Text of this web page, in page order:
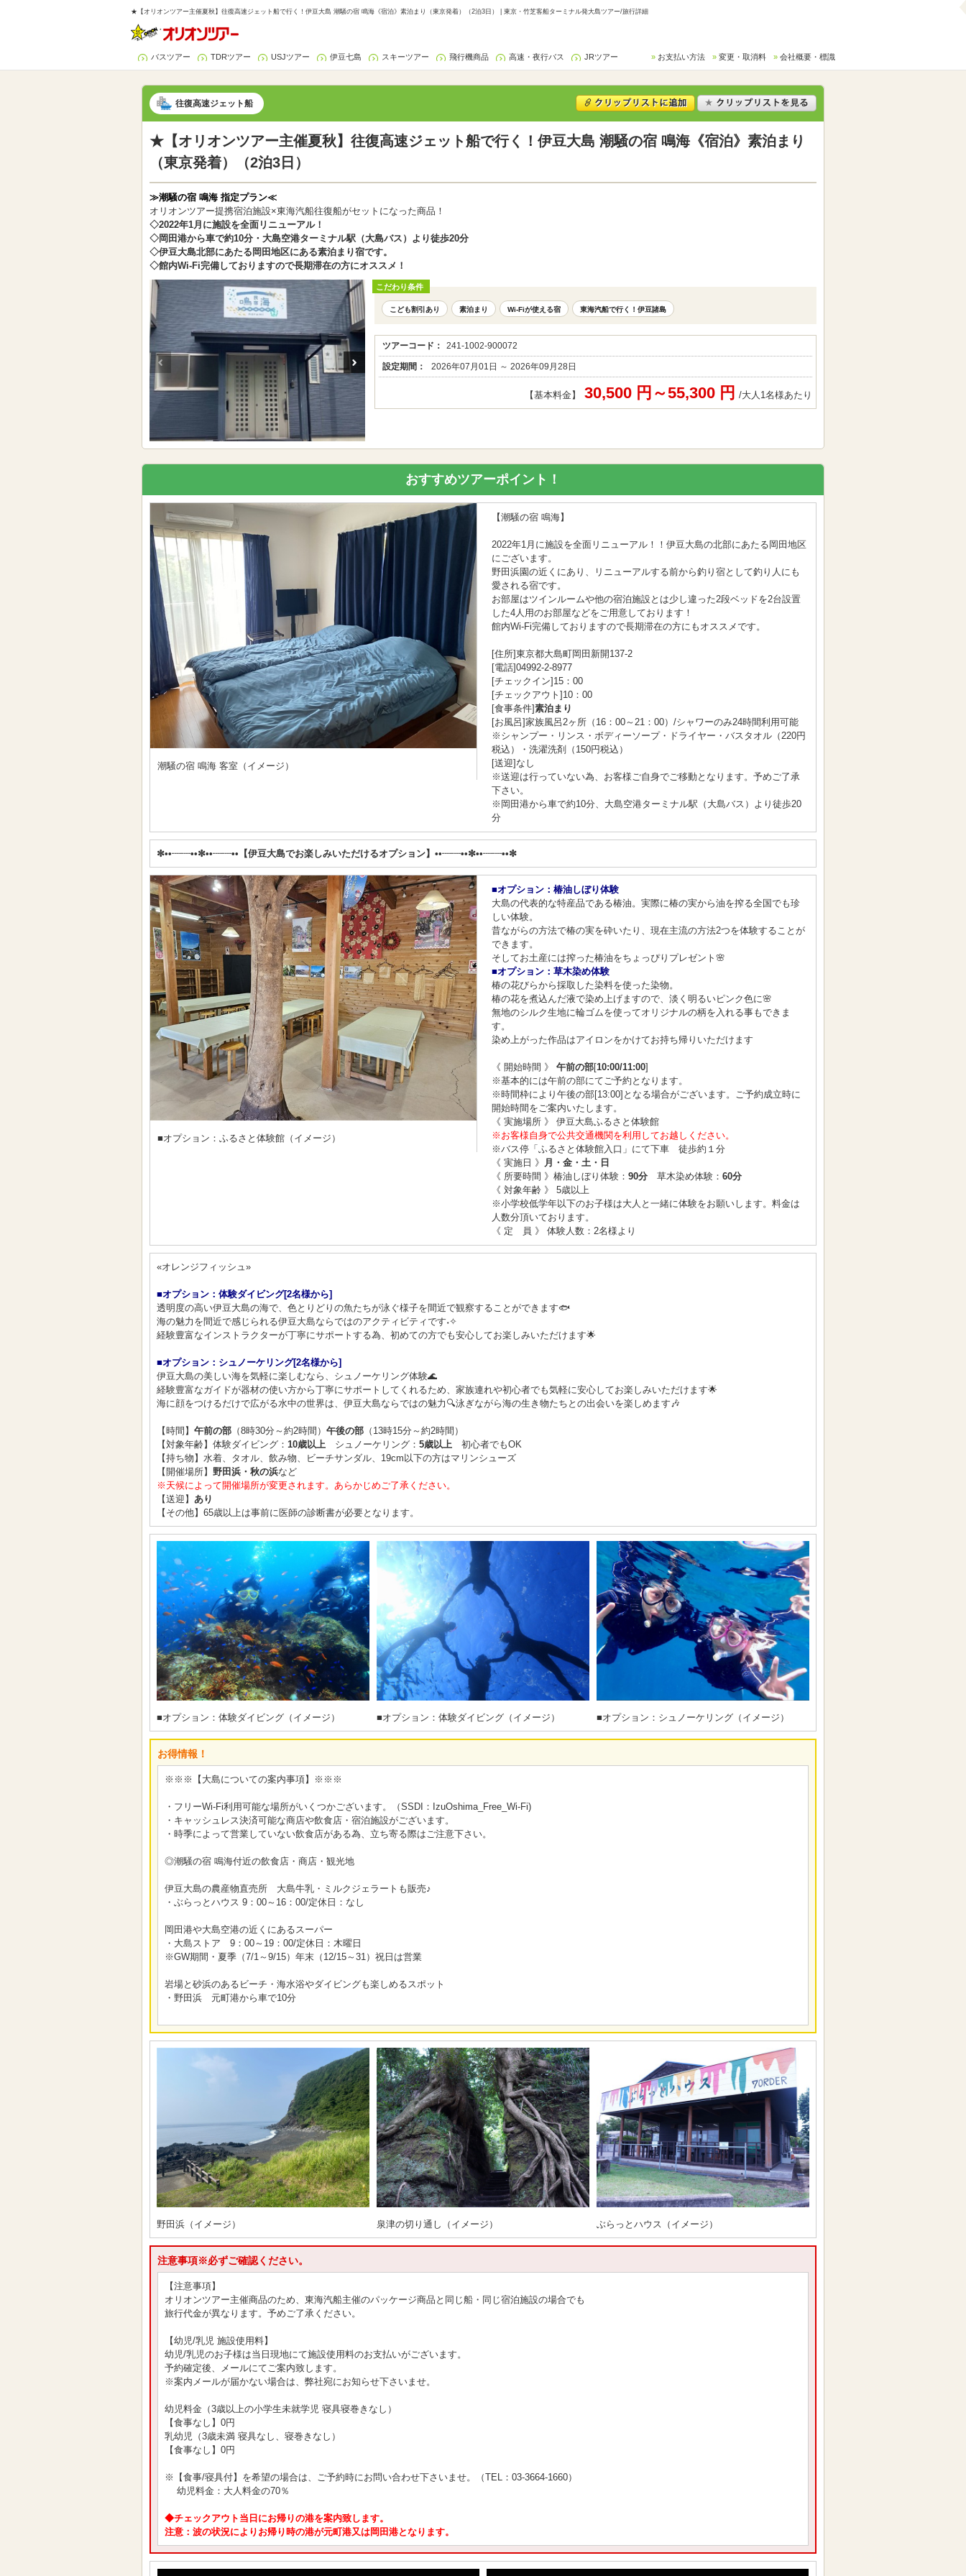
★【オリオンツアー主催夏秋】往復高速ジェット船で行く！伊豆大島 潮騒の宿 鳴海《宿泊》素泊まり（東京発着）（2泊3日） | 東京・竹芝客船ターミナル発大島ツアー/旅行詳細
バスツアー TDRツアー USJツアー 伊豆七島 スキーツアー 飛行機商品 高速・夜行バス JRツアー お支払い方法 変更・取消料 会社概要・標識
往復高速ジェット船
★【オリオンツアー主催夏秋】往復高速ジェット船で行く！伊豆大島 潮騒の宿 鳴海《宿泊》素泊まり
（東京発着）（2泊3日）
≫潮騒の宿 鳴海 指定プラン≪
オリオンツアー提携宿泊施設×東海汽船往復船がセットになった商品！
◇2022年1月に施設を全面リニューアル！
◇岡田港から車で約10分・大島空港ターミナル駅（大島バス）より徒歩20分
◇伊豆大島北部にあたる岡田地区にある素泊まり宿です。
◇館内Wi-Fi完備しておりますので長期滞在の方にオススメ！
こだわり条件
こども割引あり 素泊まり Wi-Fiが使える宿 東海汽船で行く！伊豆諸島
ツアーコード： 241-1002-900072
設定期間： 2026年07月01日 ～ 2026年09月28日
【基本料金】 30,500 円～55,300 円 /大人1名様あたり
おすすめツアーポイント！
潮騒の宿 鳴海 客室（イメージ）
【潮騒の宿 鳴海】
2022年1月に施設を全面リニューアル！！伊豆大島の北部にあたる岡田地区
にございます。
野田浜園の近くにあり、リニューアルする前から釣り宿として釣り人にも
愛される宿です。
お部屋はツインルームや他の宿泊施設とは少し違った2段ベッドを2台設置
した4人用のお部屋などをご用意しております！
館内Wi-Fi完備しておりますので長期滞在の方にもオススメです。
[住所]東京都大島町岡田新開137-2
[電話]04992-2-8977
[チェックイン]15：00
[チェックアウト]10：00
[食事条件]素泊まり
[お風呂]家族風呂2ヶ所（16：00～21：00）/シャワーのみ24時間利用可能
※シャンプー・リンス・ボディーソープ・ドライヤー・バスタオル（220円
税込）・洗濯洗剤（150円税込）
[送迎]なし
※送迎は行っていない為、お客様ご自身でご移動となります。予めご了承
下さい。
※岡田港から車で約10分、大島空港ターミナル駅（大島バス）より徒歩20
分
✼••┈┈••✼••┈┈••【伊豆大島でお楽しみいただけるオプション】••┈┈••✼••┈┈••✼
■オプション：ふるさと体験館（イメージ）
■オプション：椿油しぼり体験
大島の代表的な特産品である椿油。実際に椿の実から油を搾る全国でも珍
しい体験。
昔ながらの方法で椿の実を砕いたり、現在主流の方法2つを体験することが
できます。
そしてお土産には搾った椿油をちょっぴりプレゼント🌸
■オプション：草木染め体験
椿の花びらから採取した染料を使った染物。
椿の花を煮込んだ液で染め上げますので、淡く明るいピンク色に🌸
無地のシルク生地に輪ゴムを使ってオリジナルの柄を入れる事もできま
す。
染め上がった作品はアイロンをかけてお持ち帰りいただけます
《 開始時間 》 午前の部[10:00/11:00]
※基本的には午前の部にてご予約となります。
※時間枠により午後の部[13:00]となる場合がございます。ご予約成立時に
開始時間をご案内いたします。
《 実施場所 》 伊豆大島ふるさと体験館
※お客様自身で公共交通機関を利用してお越しください。
※バス停「ふるさと体験館入口」にて下車 徒歩約１分
《 実施日 》 月・金・土・日
《 所要時間 》椿油しぼり体験： 90分 草木染め体験： 60分
《 対象年齢 》 5歳以上
※小学校低学年以下のお子様は大人と一緒に体験をお願いします。料金は
人数分頂いております。
《 定 員 》 体験人数：2名様より
«オレンジフィッシュ»
■オプション：体験ダイビング[2名様から]
透明度の高い伊豆大島の海で、色とりどりの魚たちが泳ぐ様子を間近で観察することができます🐟
海の魅力を間近で感じられる伊豆大島ならではのアクティビティです˖✧
経験豊富なインストラクターが丁寧にサポートする為、初めての方でも安心してお楽しみいただけます🌟
■オプション：シュノーケリング[2名様から]
伊豆大島の美しい海を気軽に楽しむなら、シュノーケリング体験🌊
経験豊富なガイドが器材の使い方から丁寧にサポートしてくれるため、家族連れや初心者でも気軽に安心してお楽しみいただけます🌟
海に顔をつけるだけで広がる水中の世界は、伊豆大島ならではの魅力🔍泳ぎながら海の生き物たちとの出会いを楽しめます🎶
【時間】 午前の部 （8時30分～約2時間） 午後の部 （13時15分～約2時間）
【対象年齢】体験ダイビング： 10歳以上 シュノーケリング： 5歳以上 初心者でもOK
【持ち物】水着、タオル、飲み物、ビーチサンダル、19cm以下の方はマリンシューズ
【開催場所】 野田浜・秋の浜など
※天候によって開催場所が変更されます。あらかじめご了承ください。
【送迎】 あり
【その他】65歳以上は事前に医師の診断書が必要となります。
■オプション：体験ダイビング（イメージ） ■オプション：体験ダイビング（イメージ） ■オプション：シュノーケリング（イメージ）
お得情報！
※※※【大島についての案内事項】※※※
・フリーWi-Fi利用可能な場所がいくつかございます。（SSDI：IzuOshima_Free_Wi-Fi)
・キャッシュレス決済可能な商店や飲食店・宿泊施設がございます。
・時季によって営業していない飲食店がある為、立ち寄る際はご注意下さい。
◎潮騒の宿 鳴海付近の飲食店・商店・観光地
伊豆大島の農産物直売所 大島牛乳・ミルクジェラートも販売♪
・ぶらっとハウス 9：00～16：00/定休日：なし
岡田港や大島空港の近くにあるスーパー
・大島ストア 9：00～19：00/定休日：木曜日
※GW期間・夏季（7/1～9/15）年末（12/15～31）祝日は営業
岩場と砂浜のあるビーチ・海水浴やダイビングも楽しめるスポット
・野田浜 元町港から車で10分
野田浜（イメージ） 泉津の切り通し（イメージ） ぶらっとハウス（イメージ）
注意事項※必ずご確認ください。
【注意事項】
オリオンツアー主催商品のため、東海汽船主催のパッケージ商品と同じ船・同じ宿泊施設の場合でも
旅行代金が異なります。予めご了承ください。
【幼児/乳児 施設使用料】
幼児/乳児のお子様は当日現地にて施設使用料のお支払いがございます。
予約確定後、メールにてご案内致します。
※案内メールが届かない場合は、弊社宛にお知らせ下さいませ。
幼児料金（3歳以上の小学生未就学児 寝具寝巻きなし）
【食事なし】0円
乳幼児（3歳未満 寝具なし、寝巻きなし）
【食事なし】0円
※【食事/寝具付】を希望の場合は、ご予約時にお問い合わせ下さいませ。（TEL：03-3664-1660）
幼児料金：大人料金の70％
◆チェックアウト当日にお帰りの港を案内致します。
注意：波の状況によりお帰り時の港が元町港又は岡田港となります。